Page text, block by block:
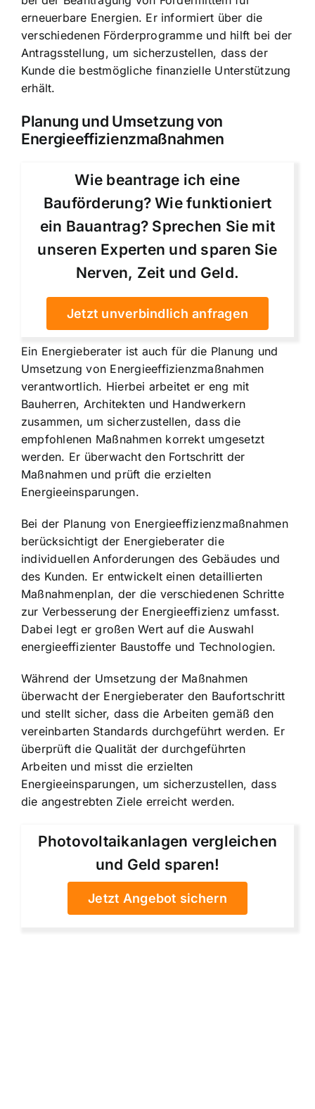
erneuerbare Energien. Er informiert über die
verschiedenen Förderprogramme und hilft bei der
Antragsstellung, um sicherzustellen, dass der
Kunde die bestmögliche finanzielle Unterstützung
erhält.
Planung und Umsetzung von
Energieeffizienzmaßnahmen
Wie beantrage ich eine
Bauförderung? Wie funktioniert
ein Bauantrag? Sprechen Sie mit
unseren Experten und sparen Sie
Nerven, Zeit und Geld.
Jetzt unverbindlich anfragen
Ein Energieberater ist auch für die Planung und
Umsetzung von Energieeffizienzmaßnahmen
verantwortlich. Hierbei arbeitet er eng mit
Bauherren, Architekten und Handwerkern
zusammen, um sicherzustellen, dass die
empfohlenen Maßnahmen korrekt umgesetzt
werden. Er überwacht den Fortschritt der
Maßnahmen und prüft die erzielten
Energieeinsparungen.
Bei der Planung von Energieeffizienzmaßnahmen
berücksichtigt der Energieberater die
individuellen Anforderungen des Gebäudes und
des Kunden. Er entwickelt einen detaillierten
Maßnahmenplan, der die verschiedenen Schritte
zur Verbesserung der Energieeffizienz umfasst.
Dabei legt er großen Wert auf die Auswahl
energieeffizienter Baustoffe und Technologien.
Während der Umsetzung der Maßnahmen
überwacht der Energieberater den Baufortschritt
und stellt sicher, dass die Arbeiten gemäß den
vereinbarten Standards durchgeführt werden. Er
überprüft die Qualität der durchgeführten
Arbeiten und misst die erzielten
Energieeinsparungen, um sicherzustellen, dass
die angestrebten Ziele erreicht werden.
Photovoltaikanlagen vergleichen
und Geld sparen!
Jetzt Angebot sichern